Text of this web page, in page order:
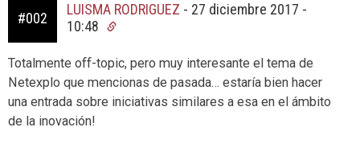
#002
LUISMA RODRIGUEZ - 27 diciembre 2017 -
10:48
Totalmente off-topic, pero muy interesante el tema de
Netexplo que mencionas de pasada… estaría bien hacer
una entrada sobre iniciativas similares a esa en el ámbito
de la inovación!